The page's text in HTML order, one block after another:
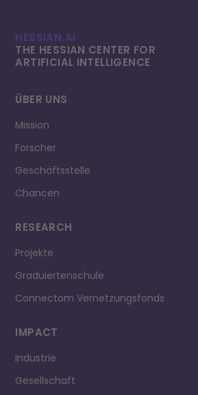
HESSIAN.AI
THE HESSIAN CENTER FOR
ARTIFICIAL INTELLI­GENCE
ÜBER UNS
Mission
Forscher
Geschäftsstelle
Chancen
RESEARCH
Projekte
Graduiertenschule
Connectom Vernetzungsfonds
IMPACT
Industrie
Gesellschaft